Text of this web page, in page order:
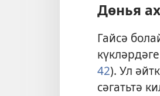
Дөнья
Гайсә
42). Ул
сәгатьтә